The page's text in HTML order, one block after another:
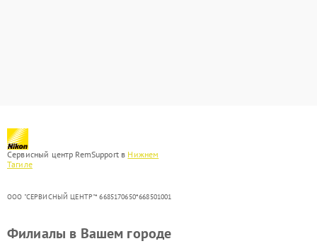
Сервисный центр RemSupport в Нижнем
Тагиле
ООО "СЕРВИСНЫЙ ЦЕНТР"* 6685170650*668501001
Филиалы в Вашем городе